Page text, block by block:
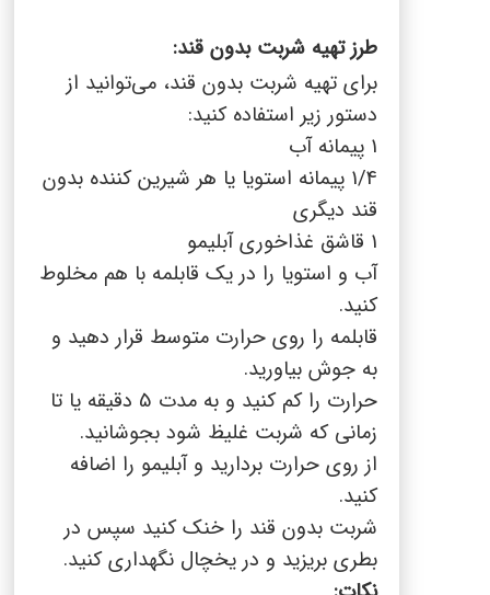
طرز تهیه شربت بدون قند:
برای تهیه شربت بدون قند، می‌توانید از
دستور زیر استفاده کنید:
1 پیمانه آب
1/4 پیمانه استویا یا هر شیرین کننده بدون
قند دیگری
1 قاشق غذاخوری آبلیمو
آب و استویا را در یک قابلمه با هم مخلوط
کنید.
قابلمه را روی حرارت متوسط قرار دهید و
به جوش بیاورید.
حرارت را کم کنید و به مدت 5 دقیقه یا تا
زمانی که شربت غلیظ شود بجوشانید.
از روی حرارت بردارید و آبلیمو را اضافه
کنید.
شربت بدون قند را خنک کنید سپس در
بطری بریزید و در یخچال نگهداری کنید.